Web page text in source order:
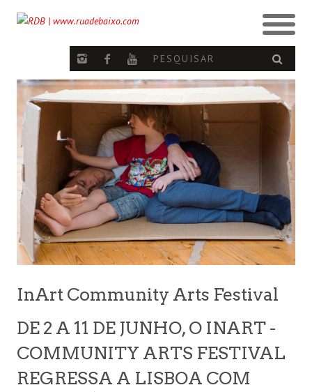
InArt Community Arts Festival
DE 2 A 11 DE JUNHO, O INART -
COMMUNITY ARTS FESTIVAL
REGRESSA A LISBOA COM